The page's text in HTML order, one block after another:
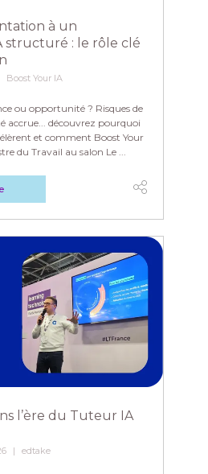
à un
structuré : le rôle clé
Boost Your IA
ou opportunité ? Risques de
accrue... découvrez pourquoi
et comment Boost Your
du Travail au salon Le ...
l’ère du Tuteur IA
edtake